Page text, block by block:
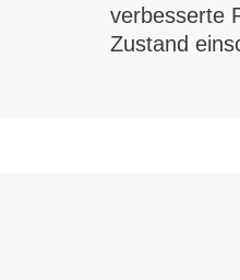
verbesserte
Zustand